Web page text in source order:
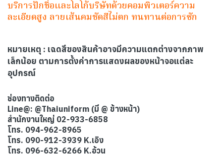
บริการปักชื่อและโลโก้บริษัทด้วยคอมพิวเตอร์ความ
ละเอียดสูง ลายเส้นคมชัดสีไม่ตก ทนทานต่อการซัก
หมายเหตุ : เฉดสีของสินค้าอาจมีความแตกต่างจากภาพ
เล็กน้อย ตามการตั้งค่าการแสดงผลของหน้าจอแต่ละ
อุปกรณ์
ช่องทางติดต่อ
Line@: @Thaiuniform (มี @ ข้างหน้า)
สำนักงานใหญ่ 02-933-6858
โทร. 094-962-8965
โทร. 090-912-3939 K.เอิง
โทร. 096-632-6266 K.อ้วน